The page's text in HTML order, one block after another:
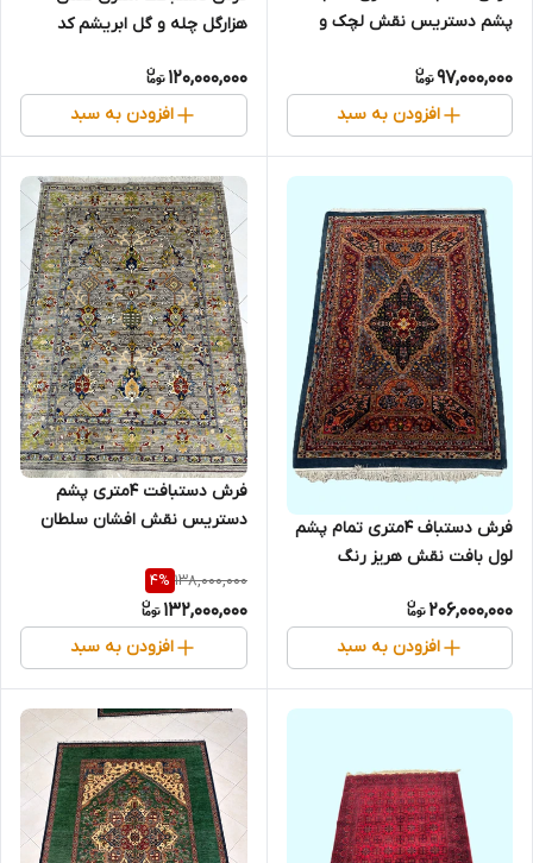
پشم دستریس نقش لچک و
97,000,000
افزودن به سبد
هزارگل چله و گل ابریشم کد
120,000,000
افزودن به سبد
فرش دستباف 4متری تمام پشم
لول بافت نقش هریز رنگ
206,000,000
افزودن به سبد
فرش دستبافت 4متری پشم
دستریس نقش افشان سلطان
138,000,000
4%
132,000,000
افزودن به سبد